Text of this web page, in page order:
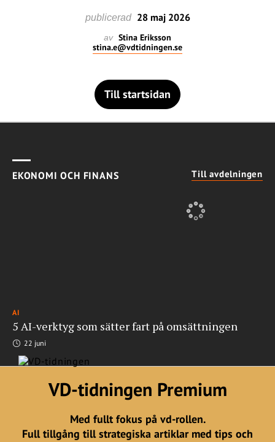
publicerad 28 maj 2026
av Stina Eriksson
stina.e@vdtidningen.se
Till startsidan
EKONOMI OCH FINANS Till avdelningen
AI
5 AI-verktyg som sätter fart på omsättningen
22 juni
VD-tidningen Premium
Med fullt fokus på vd-rollen.
Full tillgång till strategiska artiklar med tips och